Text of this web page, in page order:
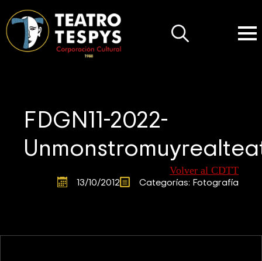
FDGN11-2022-
Volver al CDTT
13/10/2012 Categorías: Fotografía